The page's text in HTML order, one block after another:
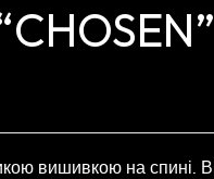
вишивкою на спині.